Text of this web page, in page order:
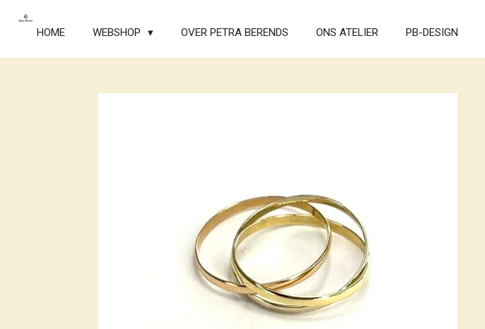
de
HOME WEBSHOP OVER PETRA BERENDS ONS ATELIER PB-DESIGN